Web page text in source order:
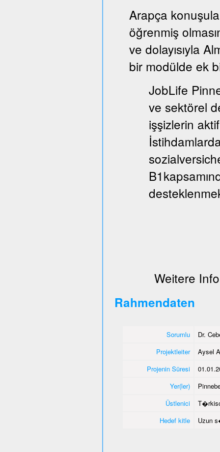
Arapça
öğrenmiş
ve dolayısıyla
bir modülde ek
JobLife
ve sektörel
işşizlerin
Weitere
Rahmendaten
Sorumlu
Dr.
Projektleiter
Aysel
Projenin Süresi
Yer(ler)
Üstlenici
Hedef kitle
Uzun